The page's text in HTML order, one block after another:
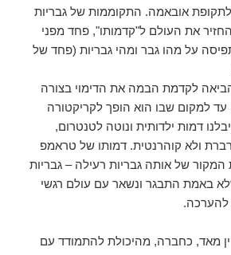
לתקופת אובאמה. התקוממות של גבריות
את העולם ל"קדמותו", פחד מפני
על מהו גבר ומהי גבריות (פחד של
לקדמת הבמה את הדימוי בצורה
עד למקום שבו הוא הופך לקריקטורה
דמות ילדותית ונוטה לטנטרום,
ולא קוהרנטית. דמותו של טראמפ
של אותה גבריות רעילה – גבריות
באמת התבגר ונשאר עם עולם רגשי
להערכה.
מאד, כחברה, מהיכולת להתמודד עם